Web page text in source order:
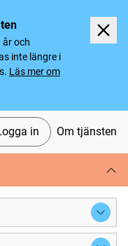
år och
inte längre i
Läs mer om
in Om tjänsten